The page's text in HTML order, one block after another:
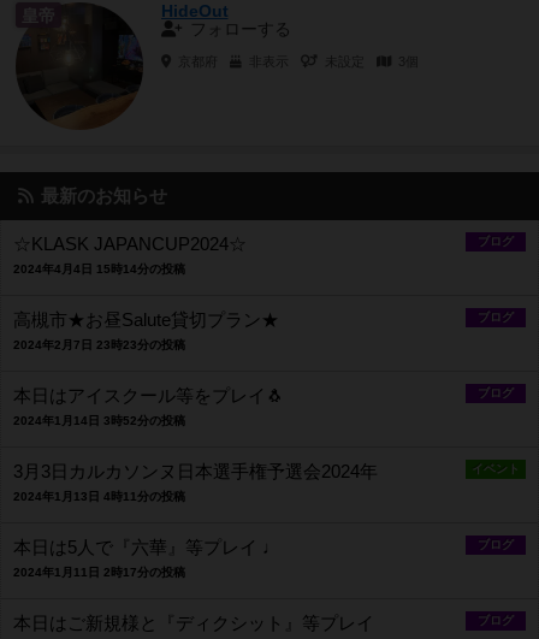
皇帝
HideOut
フォローする
京都府 非表示 未設定 3個
最新のお知らせ
ブログ
☆KLASK JAPANCUP2024☆
2024年4月4日 15時14分の投稿
ブログ
高槻市★お昼Salute貸切プラン★
2024年2月7日 23時23分の投稿
ブログ
本日はアイスクール等をプレイ🐧
2024年1月14日 3時52分の投稿
イベント
3月3日カルカソンヌ日本選手権予選会2024年
2024年1月13日 4時11分の投稿
ブログ
本日は5人で『六華』等プレイ ♩
2024年1月11日 2時17分の投稿
ブログ
本日はご新規様と『ディクシット』等プレイ